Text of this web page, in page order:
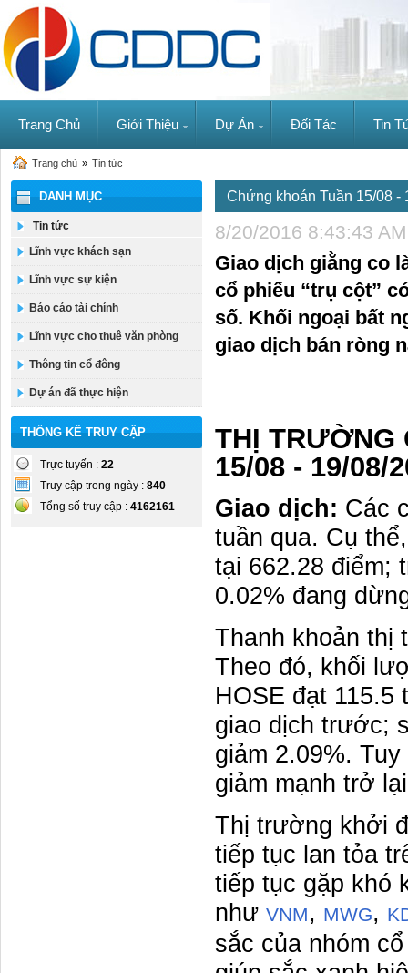
Trang Chủ Giới Thiệu Dự Án Đối Tác Tin
Trang chủ » Tin tức
DANH MỤC
Tin tức
Lĩnh vực khách sạn
Lĩnh vực sự kiện
Báo cáo tài chính
Lĩnh vực cho thuê văn phòng
Thông tin cổ đông
Dự án đã thực hiện
THỐNG KÊ TRUY CẬP
Trực tuyến : 22
Truy cập trong ngày : 840
Tổng số truy cập : 4162161
Chứng khoán Tuần 15/08 -
8/20/2016 8:43:43 AM
Giao dịch giằng co
cổ phiếu “trụ cột”
số. Khối ngoại bất
giao dịch bán ròng
THỊ TRƯỜNG
15/08 - 19/08/
Giao dịch: Các
tuần qua. Cụ
tại 662.28 điểm;
0.02% đang
Thanh khoản thị
Theo đó, khối
HOSE đạt
giao dịch trước;
giảm 2.09%.
giảm mạnh trở
Thị trường khởi
tiếp tục lan tỏa
tiếp tục gặp khó
như VNM, MWG,
sắc của nhóm